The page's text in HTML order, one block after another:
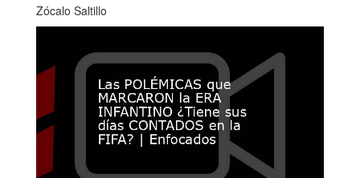
Zócalo Saltillo